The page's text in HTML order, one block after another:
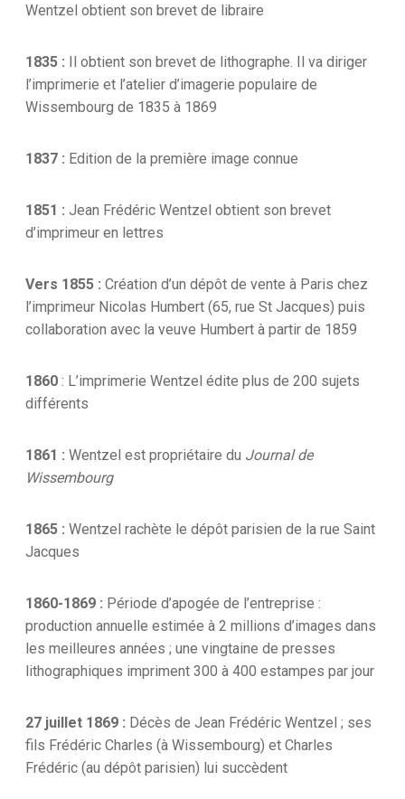
Wentzel obtient son brevet de libraire
1835 : Il obtient son brevet de lithographe. Il va diriger
l’imprimerie et l’atelier d’imagerie populaire de
Wissembourg de 1835 à 1869
1837 : Edition de la première image connue
1851 : Jean Frédéric Wentzel obtient son brevet
d’imprimeur en lettres
Vers 1855 : Création d’un dépôt de vente à Paris chez
l’imprimeur Nicolas Humbert (65, rue St Jacques) puis
collaboration avec la veuve Humbert à partir de 1859
1860 : L’imprimerie Wentzel édite plus de 200 sujets
différents
1861 : Wentzel est propriétaire du Journal de
Wissembourg
1865 : Wentzel rachète le dépôt parisien de la rue Saint
Jacques
1860-1869 : Période d’apogée de l’entreprise :
production annuelle estimée à 2 millions d’images dans
les meilleures années ; une vingtaine de presses
lithographiques impriment 300 à 400 estampes par jour
27 juillet 1869 : Décès de Jean Frédéric Wentzel ; ses
fils Frédéric Charles (à Wissembourg) et Charles
Frédéric (au dépôt parisien) lui succèdent